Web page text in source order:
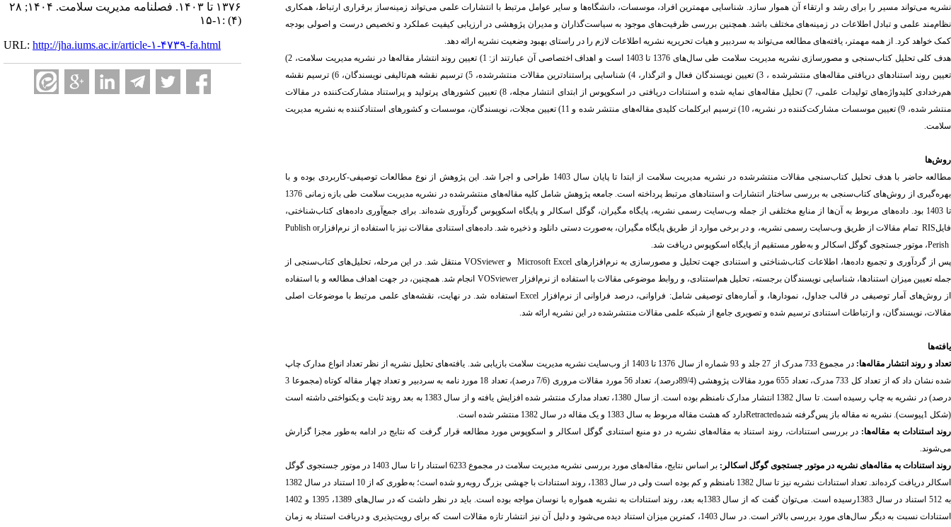
۱۳۷۶ تا ۱۴۰۳. فصلنامه مدیریت سلامت. ۱۴۰۴; ۲۸
(۴) :۱-۱۵
URL: http://jha.iums.ac.ir/article-۱-۴۷۳۹-fa.html
نشریه می‌تواند مسیر را برای رشد و ارتقاء آن هموار سازد. شناسایی مهمترین افراد، موسسات، دانشگاه‌ها و سایر عوامل مرتبط با انتشارات علمی می‌تواند زمینه‌ساز برقراری ارتباط، همکاری
نظام‌مند علمی و تبادل اطلاعات در زمینه‌های مختلف باشد. همچنین بررسی ظرفیت‌های موجود به سیاست‌گذاران و مدیران پژوهشی در ارزیابی کیفیت عملکرد و تخصیص درست و اصولی بودجه
کمک خواهد کرد. از همه مهمتر، یافته‌های مطالعه می‌تواند به سردبیر و هیات تحریریه نشریه اطلاعات لازم را در راستای بهبود وضعیت نشریه ارائه دهد.
هدف کلی تحلیل کتاب‌سنجی و مصورسازی نشریه مدیریت سلامت طی سال‌های 1376 تا 1403 است و اهداف اختصاصی
آن عبارتند از: 1) تعیین روند انتشار مقاله‌ها در نشریه مدیریت سلامت
، 2)
تعیین روند استنادهای دریافتی مقاله‌های منتشرشده ، 3) تعیین نویسندگان فعال و اثرگذار، 4) شناسایی پراستنادترین مقالات منتشرشده،
5) ترسیم نقشه هم‌تالیفی نویسندگان، 6) ترسیم نقشه
هم‌رخدادی کلیدواژه‌های تولیدات علمی، 7) تحلیل
مقاله‌های نمایه شده و استنادات دریافتی در اسکوپوس از ابتدای انتشار مجله، 8) تعیین کشورهای پرتولید و پراستناد مشارکت‌کننده در مقالات
منتشر شده، 9) تعیین موسسات مشارکت‌کننده در نشریه، 10) ترسیم ابرکلمات کلیدی مقاله‌های منتشر شده و 11) تعیین مجلات، نویسندگان، موسسات و کشورهای استنادکننده به نشریه مدیریت
سلامت.
روش‌ها
مطالعه حاضر با هدف تحلیل کتاب‌سنجی مقالات منتشرشده در نشریه مدیریت سلامت از ابتدا تا پایان سال1403 طراحی و اجرا شد. این پژوهش از نوع مطالعات توصیفی-کاربردی بوده و با
بهره‌گیری از روش‌های کتاب‌سنجی به بررسی ساختار انتشارات و استنادهای مرتبط پرداخته ‌است. جامعه پژوهش شامل کلیه مقاله‌های منتشرشده در نشریه مدیریت سلامت طی بازه زمانی 1376
تا 1403 بود. داده‌های مربوط به آن‌ها از منابع مختلفی از جمله وب‌سایت رسمی نشریه، پایگاه مگیران، گوگل اسکالر و پایگاه اسکوپوس گردآوری شده‌اند
برای جمع‌آوری داده‌های کتاب‌شناختی،
فایلRISتمام مقالات از طریق وب‌سایت رسمی نشریه، و در برخی موارد از طریق پایگاه مگیران، به‌صورت دستی دانلود و ذخیره شد. داده‌های استنادی مقالات نیز با استفاده از نرم‌افزار Publish or
Perish، موتور جستجوی گوگل اسکالر و به‌طور مستقیم از پایگاه اسکوپوس دریافت شد.
پس از گردآوری و تجمیع داده‌ها، اطلاعات کتاب‌شناختی و استنادی جهت تحلیل و مصورسازی به نرم‌افزارهای Microsoft Excel و VOSviewerمنتقل شد. در این مرحله، تحلیل‌های کتاب‌سنجی از
جمله تعیین میزان استنادها، شناسایی نویسندگان برجسته، تحلیل هم‌استنادی، و روابط موضوعی مقالات با استفاده از نرم‌افزار VOSviewer انجام شد. همچنین،در جهت اهداف مطالعه و با استفاده
از روش‌های آمار توصیفی در قالب جداول، نمودارها، و آماره‌های توصیفی شامل: فراوانی، درصد فراوانی از نرم‌افزار Excelاستفاده شد. در نهایت، نقشه‌های علمی مرتبط با موضوعات اصلی
مقالات، نویسندگان، و ارتباطات استنادی ترسیم شده و تصویری جامع از شبکه علمی مقالات منتشرشده در این نشریه ارائه شد.
یافته‌ها
تعداد و روند انتشار مقاله‌ها:در مجموع 733 مدرک از 27 جلد و 93 شماره از سال 1376 تا 1403 از وب‌سایت نشریه مدیریت سلامت بازیابی شد.
یافته‌های تحلیل نشریه از نظر تعداد انواع مدارک چاپ
شده نشان داد که از تعداد کل 733 مدرک، تعداد 655 مورد مقالات پژوهشی (89/4درصد)، تعداد 56 مورد مقالات مروری (7/6 درصد)، تعداد 18 مورد نامه به سردبیر و تعداد چهار مقاله کوتاه (مجموعا 3
درصد) در نشریه به چاپ رسیده‌ است.
تا سال 1382 انتشار مدارک نامنظم بوده ‌است. از سال 1380، تعداد مدارک منتشر شده افزایش یافته و از سال 1383 به بعد روند ثابت و یکنواختی داشته‌ است
(شکل 1پیوست). نشریه نه مقاله باز پس‌گرفته شده
Retractedدارد که هشت مقاله مربوط به سال 1383 و یک مقاله در سال 1382 منتشر شده‌ است.
روند استنادات به مقاله‌ها: در بررسی استنادات، روند استناد به مقاله‌هاینشریه در دو منبع استنادی گوگل اسکالر و اسکوپوس مورد مطالعه قرار گرفت که نتایج در ادامه به‌طور مجزا گزارش
می‌شوند.
روند استنادات به مقاله‌های نشریه در موتور جستجوی گوگل اسکالر:بر اساس نتایج، مقاله‌های مورد بررسی نشریه مدیریت سلامت در مجموع 6233
استناد را تا سال 1403 در موتور جستجوی گوگل
اسکالر دریافت کرده‌اند. تعداد استنادات نشریه نیز تا سال 1382 نامنظم و کم بوده ‌است ولی در سال 1383، روند استنادات با جهشی بزرگ روبه‌رو شده ‌است؛ به‌طوری که از 10 استناد در سال 1382
به 512 استناد در سال 1383رسیده ‌است. می‌توان گفت که از سال 1383به بعد، روند استنادات به نشریه همواره با نوسان مواجه بوده ‌است. باید در نظر داشت که در سال‌های 1389، 1395 و 1402
استنادات نسبت به دیگر سال‌های مورد بررسی بالاتر ‌است. در سال 1403، کمترین میزان استناد دیده می‌شود و دلیل آن نیز انتشار تازه مقالات است که برای رویت‌پذیری و دریافت استناد به زمان